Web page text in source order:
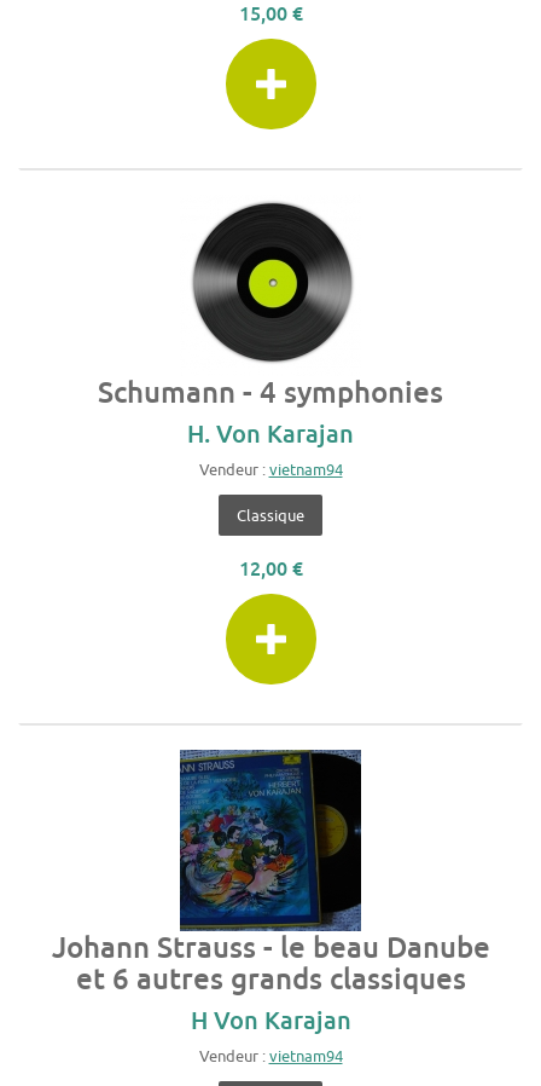
15,00 €
Schumann - 4 symphonies
H. Von Karajan
Vendeur :vietnam94
Classique
12,00 €
Johann Strauss - le beau Danube
et 6 autres grands classiques
H Von Karajan
Vendeur :vietnam94